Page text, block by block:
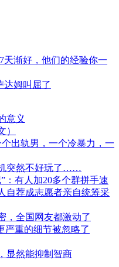
天渐好，他们的经验你一
达姆叫屈了
意义
）
个出轨男，一个冷暴力，一
突然不好玩了……
：有人加20多个群拼手速
自荐成志愿者亲自统筹采
，全国网友都激动了
严重的细节被忽略了
显然能抑制智商